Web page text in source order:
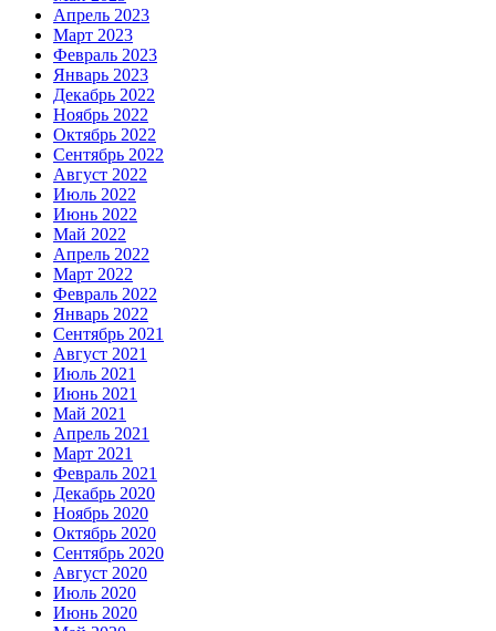
Апрель 2023
Март 2023
Февраль 2023
Январь 2023
Декабрь 2022
Ноябрь 2022
Октябрь 2022
Сентябрь 2022
Август 2022
Июль 2022
Июнь 2022
Май 2022
Апрель 2022
Март 2022
Февраль 2022
Январь 2022
Сентябрь 2021
Август 2021
Июль 2021
Июнь 2021
Май 2021
Апрель 2021
Март 2021
Февраль 2021
Декабрь 2020
Ноябрь 2020
Октябрь 2020
Сентябрь 2020
Август 2020
Июль 2020
Июнь 2020